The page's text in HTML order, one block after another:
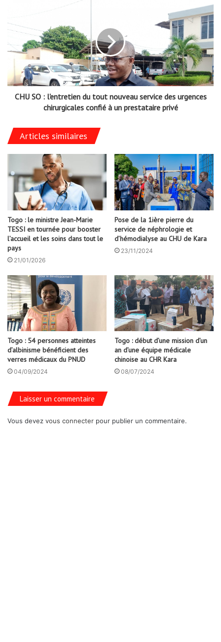
CHU SO : l'entretien du tout nouveau service des urgences
chirurgicales confié à un prestataire privé
Articles similaires
Togo : le ministre Jean-Marie
TESSI en tournée pour booster
l’accueil et les soins dans tout le
pays
21/01/2026
Pose de la 1ière pierre du
service de néphrologie et
d’hémodialyse au CHU de Kara
23/11/2024
Togo : 54 personnes atteintes
d’albinisme bénéficient des
verres médicaux du PNUD
04/09/2024
Togo : début d’une mission d’un
an d’une équipe médicale
chinoise au CHR Kara
08/07/2024
Laisser un commentaire
Vous devez vous connecter pour publier un commentaire.